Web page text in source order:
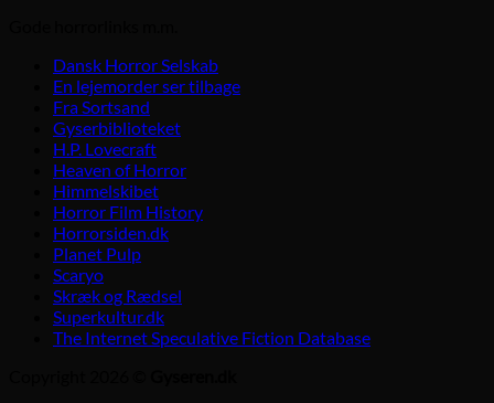
Dansk Horror Selskab
En lejemorder ser tilbage
Fra Sortsand
Gyserbiblioteket
H.P. Lovecraft
Heaven of Horror
Himmelskibet
Horror Film History
Horrorsiden.dk
Planet Pulp
Scaryo
Skræk og Rædsel
Superkultur.dk
The Internet Speculative Fiction Database